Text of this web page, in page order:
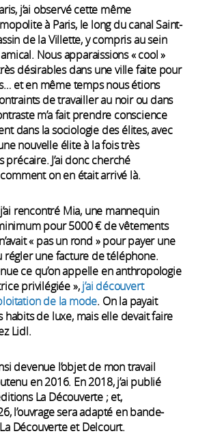
j’ai observé cette même
à Paris, le long du canal Saint-
de la Villette, y compris au sein
Nous apparaissions « cool »
désirables dans une ville faite pour
et en même temps nous étions
de travailler au noir ou dans
m’a fait prendre conscience
dans la sociologie des élites, avec
nouvelle élite à la fois très
précaire. J’ai donc cherché
on en était arrivé là.
rencontré Mia, une mannequin
pour 5000 € de vêtements
« pas un rond » pour payer une
régler une facture de téléphone.
ce qu’on appelle en anthropologie
privilégiée »,j’ai découvert
de la mode. On la payait
habits de luxe, mais elle devait faire
Lidl.
devenue l’objet de mon travail
en 2016. En 2018, j’ai publié
La Découverte ; et,
l’ouvrage sera adapté en bande-
Découverte et Delcourt.